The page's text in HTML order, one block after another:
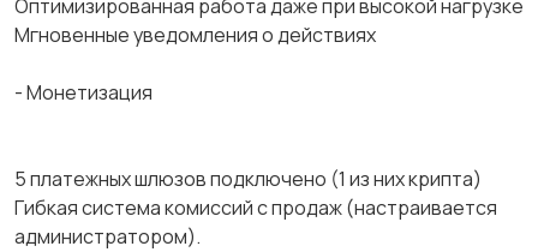
Оптимизированная работа даже при высокой нагрузке
Мгновенные уведомления о действиях
- Монетизация
5 платежных шлюзов подключено (1 из них крипта)
Гибкая система комиссий с продаж (настраивается
администратором).